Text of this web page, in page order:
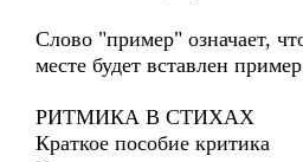
Слово "пример" означает,
месте будет вставлен
РИТМИКА В СТИХАХ
Краткое пособие критика